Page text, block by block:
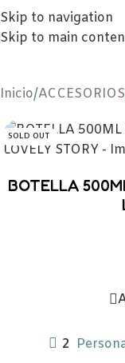
Skip to navigation
Skip to main
Inicio/ACCESORIOS
SOLD OUT
BOTELLA
2